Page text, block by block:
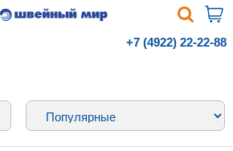
+7 (4922) 22-22-88